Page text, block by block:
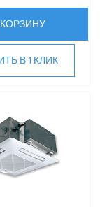
В 1 КЛИК